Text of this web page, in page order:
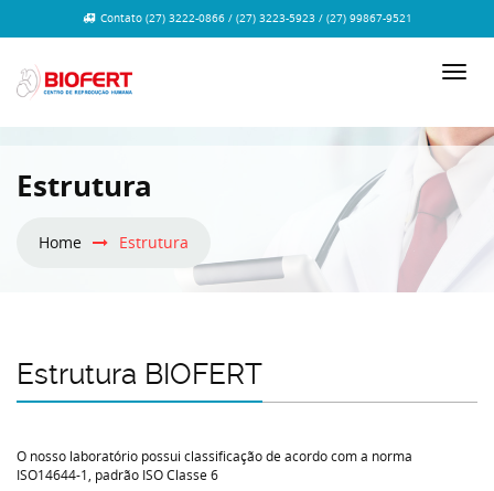
Contato (27) 3222-0866 / (27) 3223-5923 / (27) 99867-9521
Estrutura
Home Estrutura
Estrutura BIOFERT
O nosso laboratório possui classificação de acordo com a norma
ISO14644-1, padrão ISO Classe 6